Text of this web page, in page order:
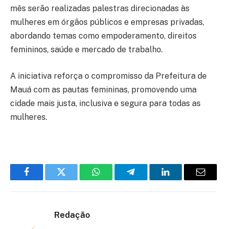
mês serão realizadas palestras direcionadas às
mulheres em órgãos públicos e empresas privadas,
abordando temas como empoderamento, direitos
femininos, saúde e mercado de trabalho.
A iniciativa reforça o compromisso da Prefeitura de
Mauá com as pautas femininas, promovendo uma
cidade mais justa, inclusiva e segura para todas as
mulheres.
FacebookTwitter WhatsAppTelegramLinkedInEmail
Redação